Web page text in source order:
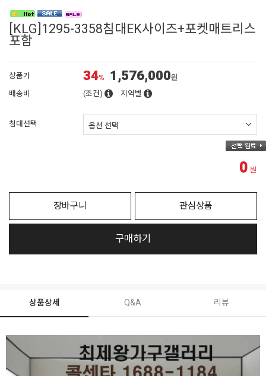
[KLG]1295-3358침대EK사이즈+포켓매트리스
포함
상품가 34% 1,576,000원
배송비
(조건) 지역별
침대선택
0 원
장바구니 관심상품
구매하기
상품상세 Q&A 리뷰